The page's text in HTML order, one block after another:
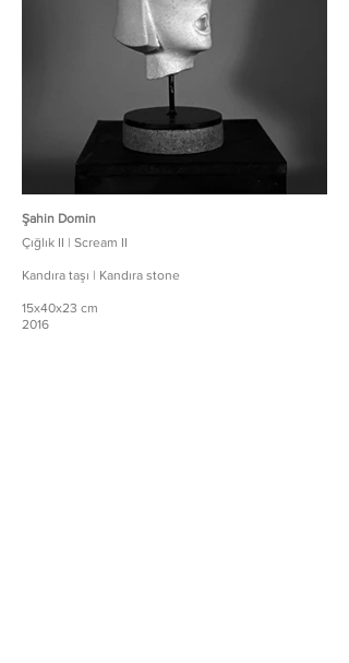
Şahin Domin
Çığlık II | Scream II
Kandıra taşı | Kandıra stone
15x40x23 cm
2016